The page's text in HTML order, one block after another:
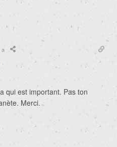
qui est important. Pas ton
Merci.